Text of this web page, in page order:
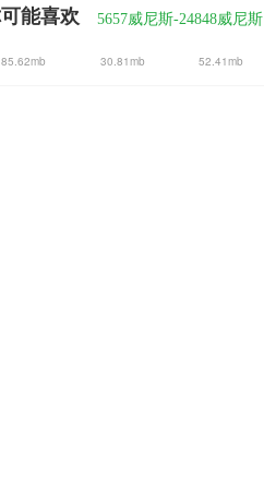
能喜欢 5657威尼斯-24848威尼斯
85.62mb 30.81mb 52.41mb